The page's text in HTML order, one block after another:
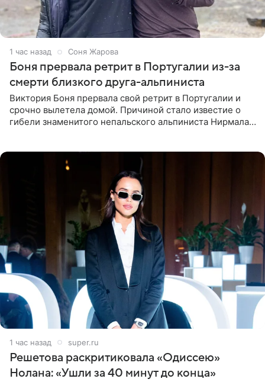
1 час назад Соня Жарова
Боня прервала ретрит в Португалии из-за
смерти близкого друга-альпиниста
Виктория Боня прервала свой ретрит в Португалии и
срочно вылетела домой. Причиной стало известие о
гибели знаменитого непальского альпиниста Нирмала
1 час назад super.ru
Решетова раскритиковала «Одиссею»
Нолана: «Ушли за 40 минут до конца»